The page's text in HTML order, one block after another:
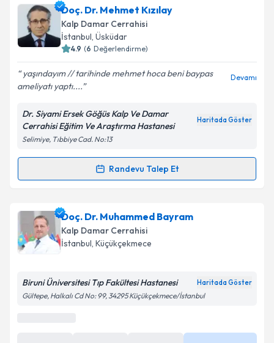
E-posta Adresiniz
Kişisel verilerimin işlenmesine ilişkinAydınlatma
Metni'ni okudum ve kişisel verilerimin belirtilen
Takvim Talebini Gönder
Doç. Dr. Mehmet Kızılay
Kalp Damar Cerrahisi
İstanbul, Üsküdar
4.9 (6 Değerlendirme)
yaşındayım // tarihinde mehmet hoca beni baypas
ameliyatı yaptı....
Devamı
Dr. Siyami Ersek Göğüs Kalp Ve Damar
Cerrahisi Eğitim Ve Araştırma Hastanesi
Haritada Göster
Selimiye, Tıbbiye Cad. No:13
Randevu Talep Et
Randevu Takvimi Talebi
Doç. Dr. Mehmet Kızılayiçin randevu takvimi talebi
oluşturun. Size bu uzmandan randevu almanız için bir
takvim hazırlandığında e-posta ile bilgilendireceğiz.
'ni okudum ve kişisel verilerimin belirtilen
Doç. Dr. Muhammed Bayram
Kalp Damar Cerrahisi
İstanbul, Küçükçekmece
Biruni Üniversitesi Tıp Fakültesi Hastanesi Haritada Göster
Gültepe, Halkalı Cd No: 99, 34295 Küçükçekmece/İstanbul